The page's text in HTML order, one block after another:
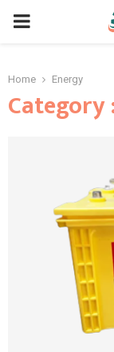
PRIMARY
Home Energy
Category